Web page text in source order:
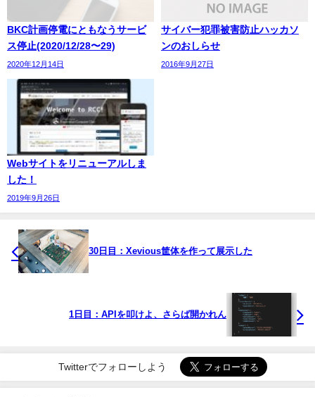
BKC計画停電にともなうサービ
ス停止(2020/12/28〜29)
2020年12月14日
サイバー犯罪被害防止ハッカソ
ンのおしらせ
2016年9月27日
Webサイトをリニューアルしま
した！
2019年9月26日
30日目：Xevious筐体を作って展示した
1日目：APIを叩けよ、さらば開かれん
Twitterでフォローしよう